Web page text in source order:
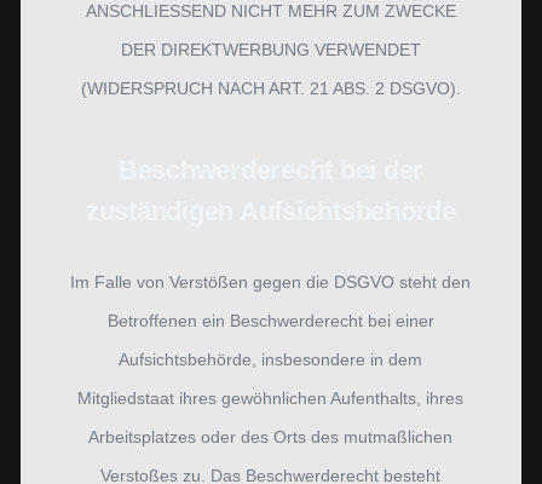
ANSCHLIESSEND NICHT MEHR ZUM ZWECKE
DER DIREKTWERBUNG VERWENDET
(WIDERSPRUCH NACH ART. 21 ABS. 2 DSGVO).
Im Falle von Verstößen gegen die DSGVO steht den
Betroffenen ein Beschwerderecht bei einer
Aufsichtsbehörde, insbesondere in dem
Mitgliedstaat ihres gewöhnlichen Aufenthalts, ihres
Arbeitsplatzes oder des Orts des mutmaßlichen
Verstoßes zu. Das Beschwerderecht besteht